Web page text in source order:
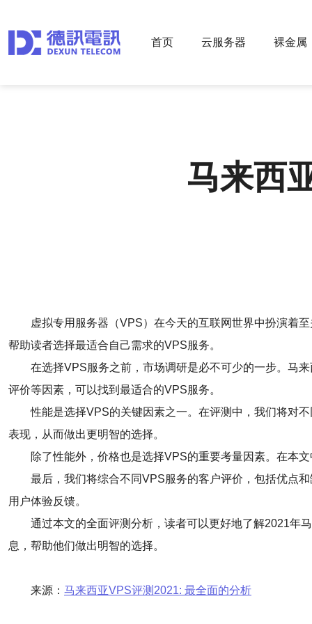
首页 云服务器 裸金属
马来西
虚拟专用服务器（VPS）在今天的互联网世界中扮演着
帮助读者选择最适合自己需求的VPS服务。
在选择VPS服务之前，市场调研是必不可少的一步。马
评价等因素，可以找到最适合的VPS服务。
性能是选择VPS的关键因素之一。在评测中，我们将对
表现，从而做出更明智的选择。
除了性能外，价格也是选择VPS的重要考量因素。在本
最后，我们将综合不同VPS服务的客户评价，包括优点
用户体验反馈。
通过本文的全面评测分析，读者可以更好地了解2021年
息，帮助他们做出明智的选择。
来源： 马来西亚VPS评测2021: 最全面的分析